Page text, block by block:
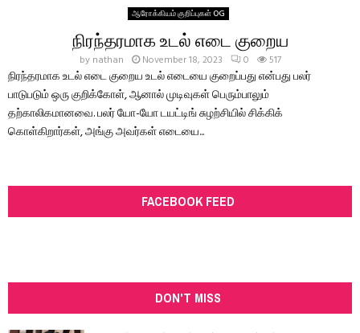
ஆரோக்கியம் குறிப்புகள் OG
நிரந்தரமாக உடல் எடை குறைய
by nathan November 18, 2023 0 517
நிரந்தரமாக உடல் எடை குறைய உடல் எடையை குறைப்பது என்பது பலர்
பாடுபடும் ஒரு குறிக்கோள், ஆனால் முடிவுகள் பெரும்பாலும்
தற்காலிகமானவை. பலர் யோ-யோ டயட்டிங் சுழற்சியில் சிக்கிக்
கொள்கிறார்கள், அங்கு அவர்கள் எடையை...
FACEBOOK FEED
DON'T MISS